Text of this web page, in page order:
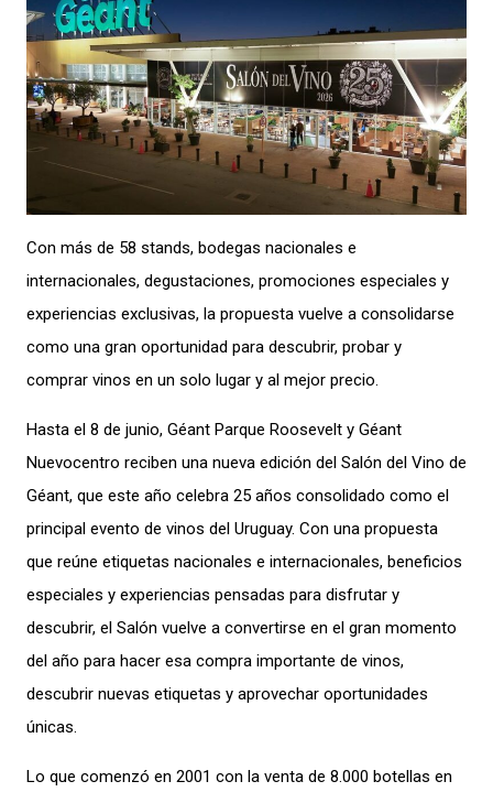
Con más de 58 stands, bodegas nacionales e
internacionales, degustaciones, promociones especiales y
experiencias exclusivas, la propuesta vuelve a consolidarse
como una gran oportunidad para descubrir, probar y
comprar vinos en un solo lugar y al mejor precio.
Hasta el 8 de junio, Géant Parque Roosevelt y Géant
Nuevocentro reciben una nueva edición del Salón del Vino de
Géant, que este año celebra 25 años consolidado como el
principal evento de vinos del Uruguay. Con una propuesta
que reúne etiquetas nacionales e internacionales, beneficios
especiales y experiencias pensadas para disfrutar y
descubrir, el Salón vuelve a convertirse en el gran momento
del año para hacer esa compra importante de vinos,
descubrir nuevas etiquetas y aprovechar oportunidades
únicas.
Lo que comenzó en 2001 con la venta de 8.000 botellas en